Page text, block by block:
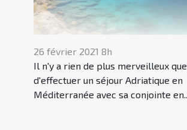
26 février 2021 8h
Il n'y a rien de plus merveilleux que
d'effectuer un séjour Adriatique en
Méditerranée avec sa conjointe en...